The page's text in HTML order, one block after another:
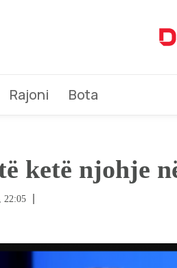
Rajoni Bota
ketë njohje
22:05